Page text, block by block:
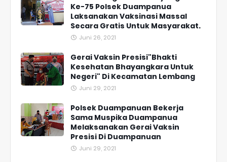
Ke-75 Polsek Duampanua
Laksanakan Vaksinasi Massal
Secara Gratis Untuk Masyarakat.
Juni 26, 2021
Gerai Vaksin Presisi"Bhakti
Kesehatan Bhayangkara Untuk
Negeri" Di Kecamatan Lembang
Juni 29, 2021
Polsek Duampanuan Bekerja
Sama Muspika Duampanua
Melaksanakan Gerai Vaksin
Presisi Di Duampanuan
Juni 29, 2021